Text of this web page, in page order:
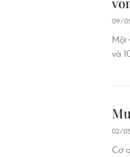
09/
Một
và
02/
Cơ